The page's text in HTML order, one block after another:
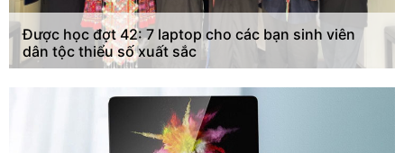
Được học đợt 42: 7 laptop cho các bạn sinh viên
dân tộc thiểu số xuất sắc